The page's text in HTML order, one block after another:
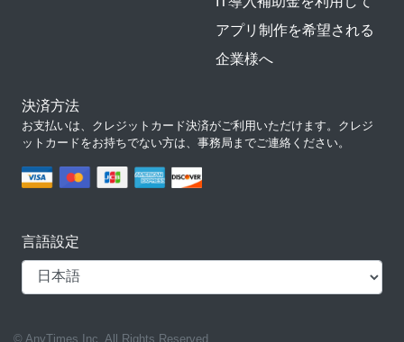
アプリ制作を希望される
企業様へ
決済方法
お支払いは、クレジットカード決済がご利用いただけます。クレジ
ットカードをお持ちでない方は、事務局までご連絡ください。
言語設定
© AnyTimes Inc. All Rights Reserved